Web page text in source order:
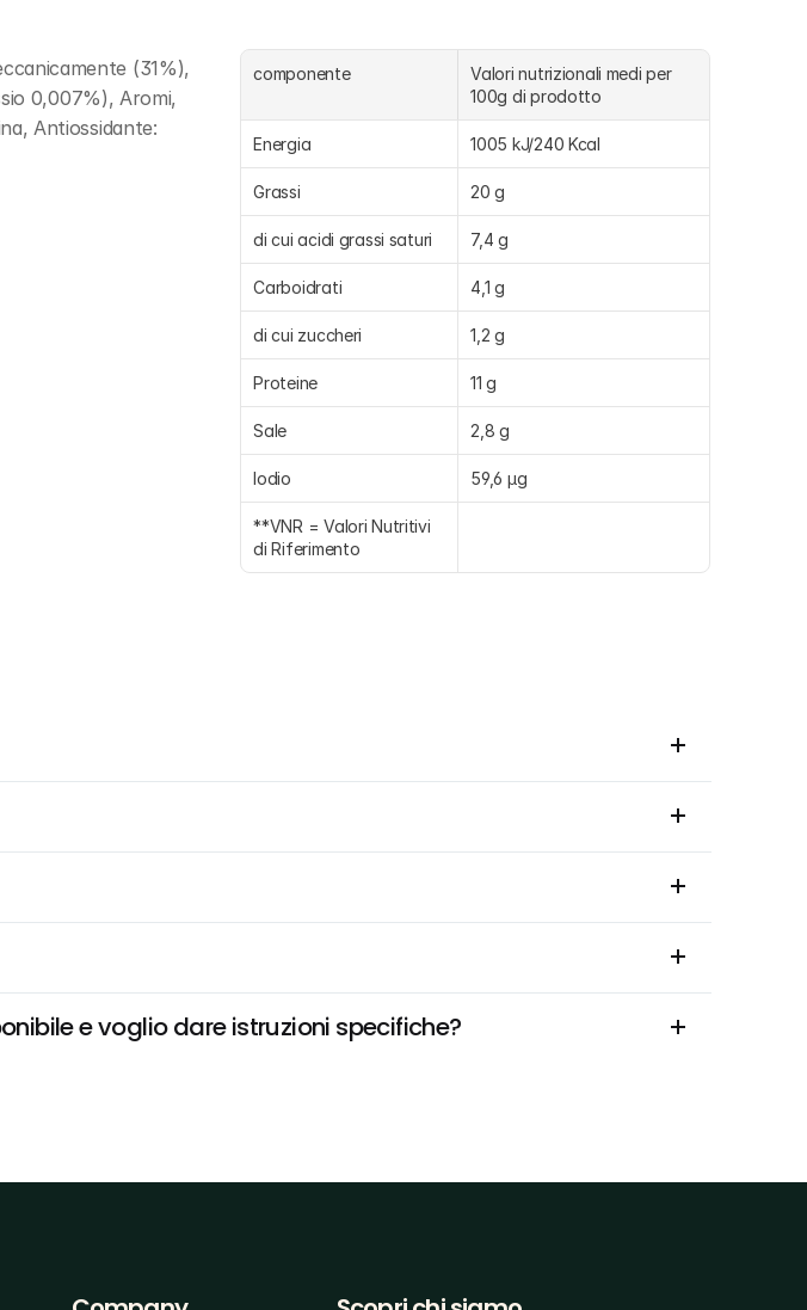
(31%),
0,007%), Aromi,
Antiossidante:
componente
Valori nutrizionali medi per
100g di prodotto
Energia 1005 kJ/240 Kcal
Grassi 20 g
di cui acidi grassi saturi 7,4 g
Carboidrati 4,1 g
di cui zuccheri 1,2 g
Proteine 11 g
Sale 2,8 g
Iodio 59,6 µg
**VNR = Valori Nutritivi
di Riferimento
e voglio dare istruzioni specifiche?